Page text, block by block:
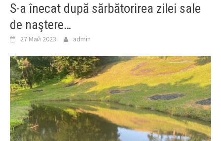
S-a înecat după sărbătorirea zilei sale
de naştere…
27 Май 2023 admin